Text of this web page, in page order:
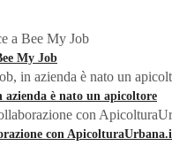
My Job
azienda è nato un apicoltore
con